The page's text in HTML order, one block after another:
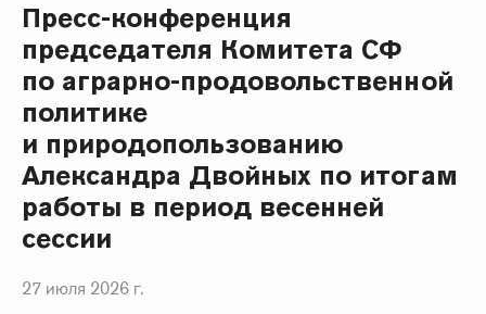
Пресс-конференция
председателя Комитета СФ
по аграрно-продовольственной
политике
и природопользованию
Александра Двойных по итогам
работы в период весенней
сессии
27 июля 2026 г.